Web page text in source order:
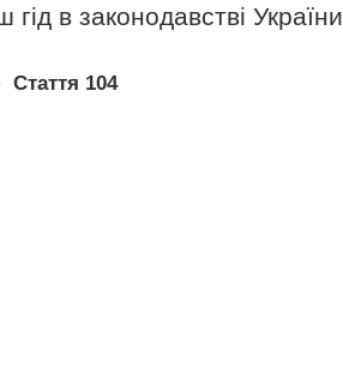
гід в законодавстві України
Стаття 104